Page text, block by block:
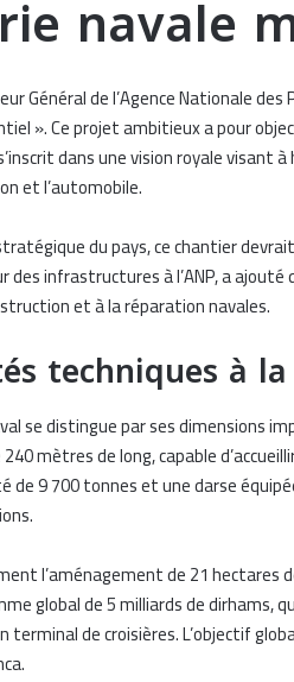
navale
Général de l’Agence Nationale
». Ce projet ambitieux a pour
dans une vision royale visant
et l’automobile.
du pays, ce chantier
des infrastructures à l’ANP, a
et à la réparation navales.
techniques à
se distingue par ses dimensions
mètres de long, capable
de 9 700 tonnes et une darse
l’aménagement de 21
global de 5 milliards de dirhams,
terminal de croisières. L’objectif